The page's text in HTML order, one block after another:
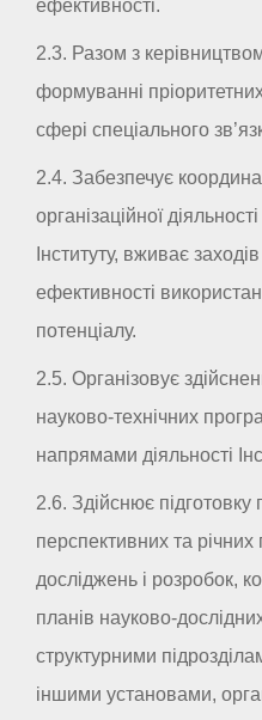
ефективності.
2.3. Разом з
формуванні
сфері спеціального
2.4. Забезпечує
організаційної
Інституту, вживає
ефективності
потенціалу.
2.5. Організовує
науково-технічних
напрямами діяльності
2.6. Здійснює
перспективних та річних
досліджень і розробок,
планів науково-
структурними
іншими установами,